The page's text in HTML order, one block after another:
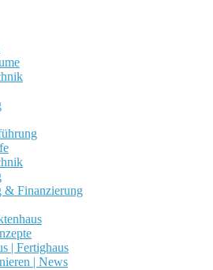
& Finanzierung
| Fertighaus
| News